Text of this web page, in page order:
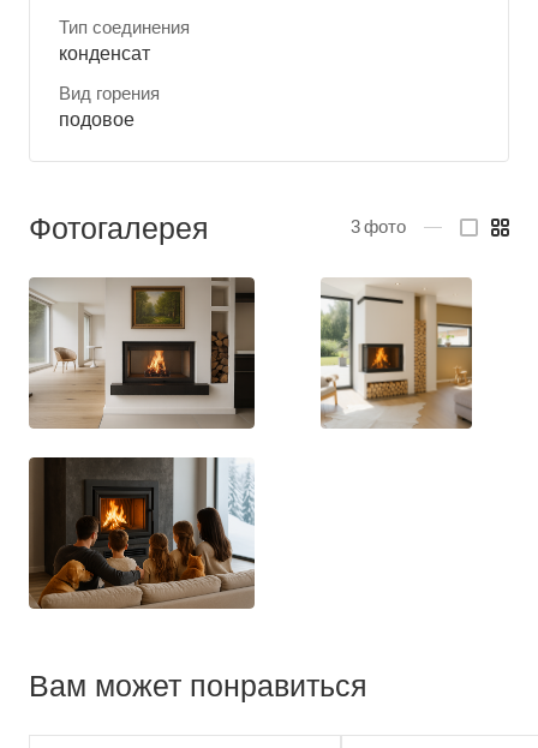
Тип соединения
конденсат
Вид горения
подовое
Фотогалерея 3фото —
Вам может понравиться